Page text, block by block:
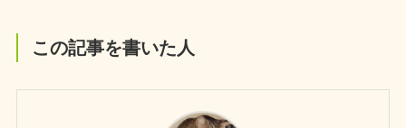
この記事を書いた人